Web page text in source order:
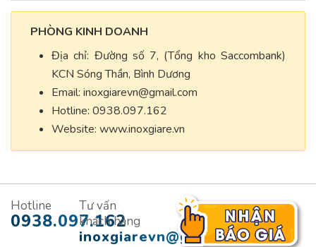
PHÒNG KINH DOANH
Địa chỉ: Đường số 7, (Tổng kho Saccombank)
KCN Sóng Thần, Bình Dương
Email: inoxgiarevn@gmail.com
Hotline: 0938.097.162
Website: www.inoxgiare.vn
Hotline
0938.097.162
Tư vấn
khách hàng
inoxgiarevn@gmail.com